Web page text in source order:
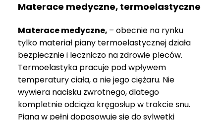
Materace medyczne, termoelastyczne
Materace medyczne, – obecnie na rynku
tylko materiał piany termoelastycznej działa
bezpiecznie i leczniczo na zdrowie pleców.
Termoelastyka pracuje pod wpływem
temperatury ciała, a nie jego ciężaru. Nie
wywiera nacisku zwrotnego, dlatego
kompletnie odciąża kręgosłup w trakcie snu.
Piana w pełni dopasowuje się do sylwetki